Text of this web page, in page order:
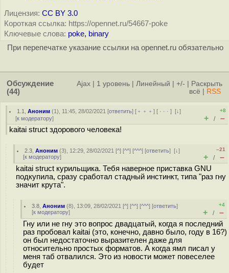
Лицензия: CC BY 3.0
Короткая ссылка: https://opennet.ru/54667-poke
Ключевые слова: poke, binary
При перепечатке указание ссылки на opennet.ru обязательно
Обсуждение
(44)
Ajax 1 уровень Линейный +/-
Раскрыть
всё
RSS
1.1 ,Аноним (1), 11:45, 28/02/2021 [ответить] [ ﹢﹢﹢] [ · · ·][↓]
[к модератору]
+8
+ / –
kaitai struct здорового человека!
2.3 ,Аноним (3), 12:29, 28/02/2021 [^] [^^] [^^^] [ответить][↓]
[к модератору]
–21
+ / –
kaitai struct курильщика. Тебя наверное приставка GNU
подкупила, сразу сработал стадный инстинкт, типа "раз гну
значит крута".
3.8 ,Аноним (8), 13:09, 28/02/2021 [^] [^^] [^^^] [ответить]
[к модератору]
+4
+ / –
Гну или не гну это вопрос двадцатый, когда я последний
раз пробовал kaitai (это, конечно, давно было, году в 16?)
он был недостаточно выразителен даже для
относительно простых форматов. А когда ямл писал у
меня таб отвалился. Это из новости может повеселее
будет